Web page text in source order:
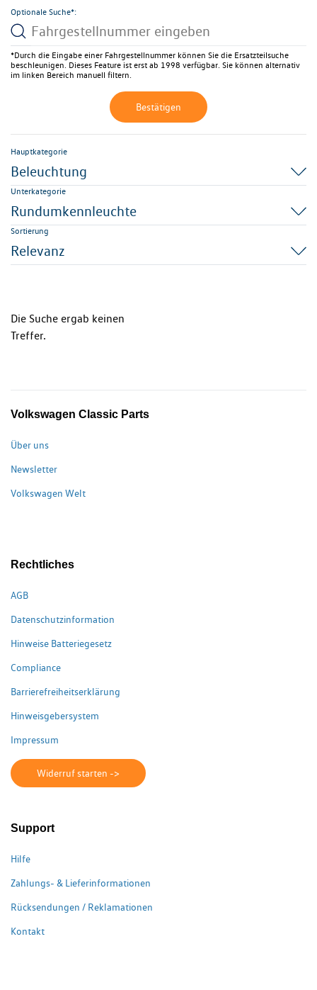
Optionale Suche*:
*Durch die Eingabe einer Fahrgestellnummer können Sie die Ersatzteilsuche
beschleunigen. Dieses Feature ist erst ab 1998 verfügbar. Sie können alternativ
im linken Bereich manuell filtern.
Bestätigen
Hauptkategorie
Beleuchtung
Unterkategorie
Rundumkennleuchte
Sortierung
Relevanz
Die Suche ergab keinen
Treffer.
Volkswagen Classic Parts
Über uns
Newsletter
Volkswagen Welt
Rechtliches
AGB
Datenschutzinformation
Hinweise Batteriegesetz
Compliance
Barrierefreiheitserklärung
Hinweisgebersystem
Impressum
Widerruf starten ->
Support
Hilfe
Zahlungs- & Lieferinformationen
Rücksendungen / Reklamationen
Kontakt